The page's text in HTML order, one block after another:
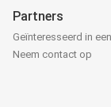
Partners
Geïnteresseerd in
Neem contact op